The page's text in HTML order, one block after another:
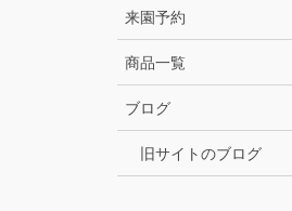
来園予約
商品一覧
ブログ
旧サイトのブログ